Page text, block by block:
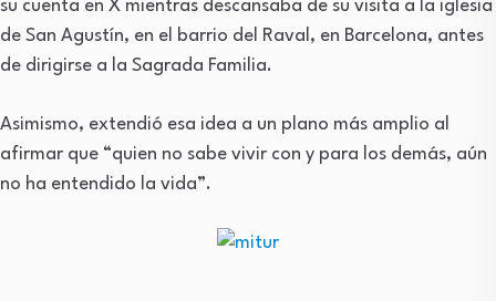
su cuenta en X mientras descansaba de su visita a la iglesia
de San Agustín, en el barrio del Raval, en Barcelona, antes
de dirigirse a la Sagrada Familia.
Asimismo, extendió esa idea a un plano más amplio al
afirmar que “quien no sabe vivir con y para los demás, aún
no ha entendido la vida”.